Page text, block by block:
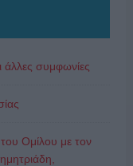
συμφωνίες
Ομίλου με τον